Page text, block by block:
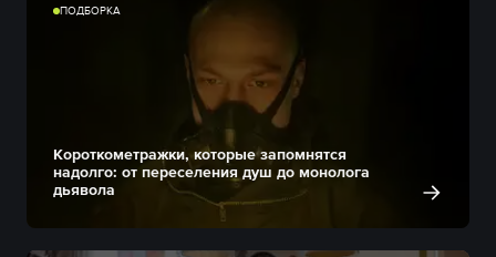
ПОДБОРКА
Короткометражки, которые запомнятся
надолго: от переселения душ до монолога
дьявола